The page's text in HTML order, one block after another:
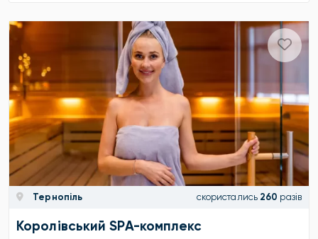
Тернопіль скористались 260 разів
Королівський SPA-комплекс